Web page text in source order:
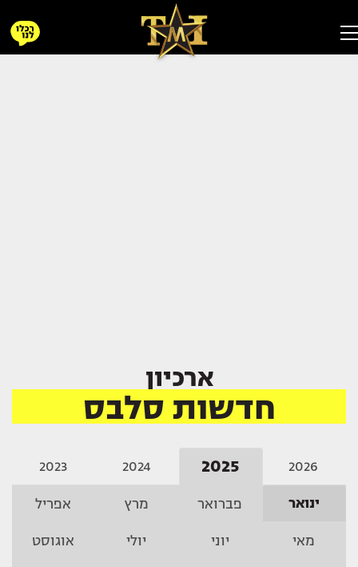
ארכיון
חדשות סלבס
2026
2025
2024
2023
ינואר פברואר מרץ אפריל
מאי יוני יולי אוגוסט